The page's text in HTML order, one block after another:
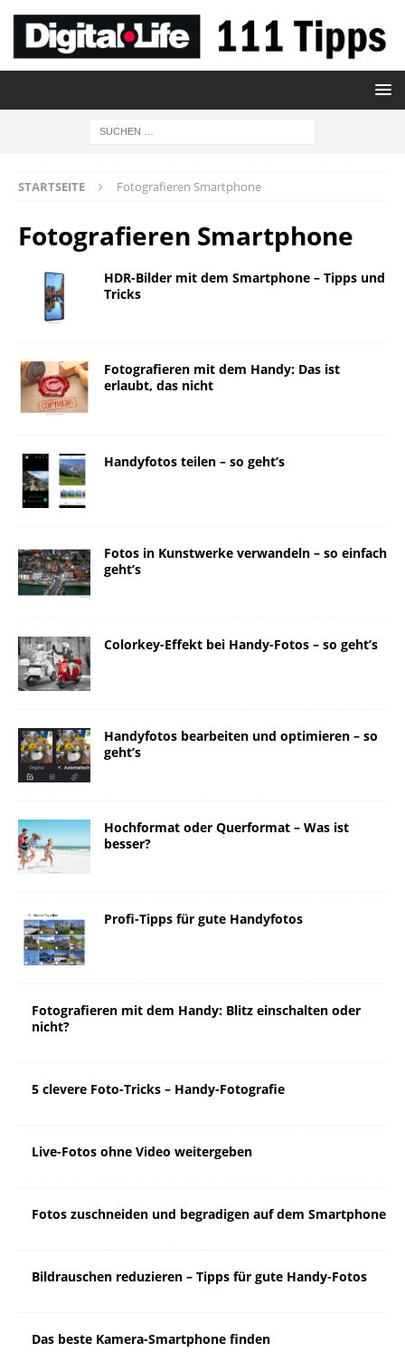
STARTSEITE Fotografieren Smartphone
Fotografieren Smartphone
HDR-Bilder mit dem Smartphone – Tipps und
Tricks
Fotografieren mit dem Handy: Das ist
erlaubt, das nicht
Handyfotos teilen – so geht’s
Fotos in Kunstwerke verwandeln – so einfach
geht’s
Colorkey-Effekt bei Handy-Fotos – so geht’s
Handyfotos bearbeiten und optimieren – so
geht’s
Hochformat oder Querformat – Was ist
besser?
Profi-Tipps für gute Handyfotos
Fotografieren mit dem Handy: Blitz einschalten oder
nicht?
5 clevere Foto-Tricks – Handy-Fotografie
Live-Fotos ohne Video weitergeben
Fotos zuschneiden und begradigen auf dem Smartphone
Bildrauschen reduzieren – Tipps für gute Handy-Fotos
Das beste Kamera-Smartphone finden